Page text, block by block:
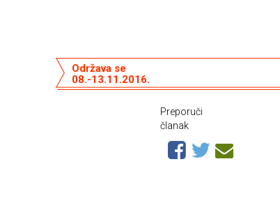
Održava se
08.-13.11.2016.
Preporuči
članak